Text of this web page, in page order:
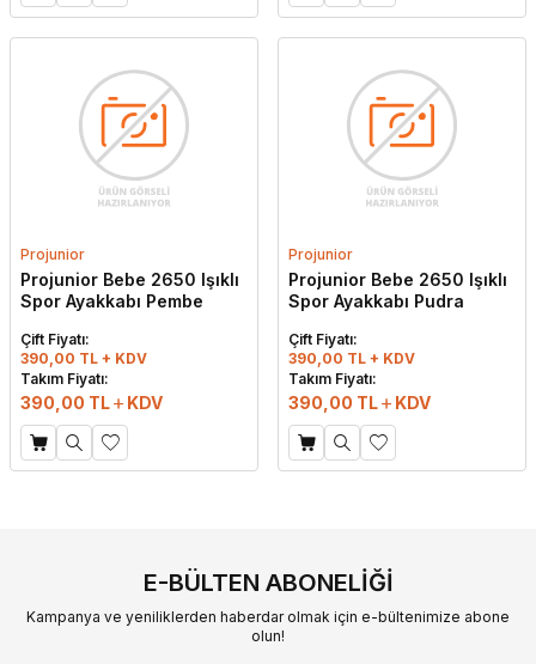
Projunior
Projunior Bebe 2650 Işıklı
Spor Ayakkabı Pembe
Çift Fiyatı:
390,00 TL + KDV
Takım Fiyatı:
390,00 TL KDV
Projunior
Projunior Bebe 2650 Işıklı
Spor Ayakkabı Pudra
Çift Fiyatı:
390,00 TL + KDV
Takım Fiyatı:
390,00 TL KDV
E-BÜLTEN ABONELIĞI
Kampanya ve yeniliklerden haberdar olmak için e-bültenimize abone
olun!